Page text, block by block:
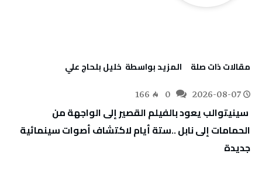
‫مقالات ذات صلة‬ ‫‫المزيد بواسطة‬ ‬ خليل‭ ‬بلحاج‭ ‬علي
2026-08-07
166
‬جديدة